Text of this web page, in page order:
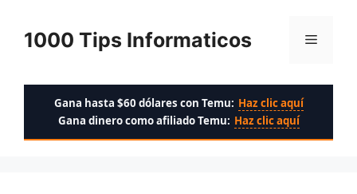
contenido
1000 Tips Informaticos Menú
Gana hasta $60 dólares con Temu: Haz clic aquí
Gana dinero como afiliado Temu: Haz clic aquí